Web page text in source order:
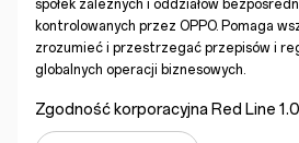
spółek zależnych i oddziałów
kontrolowanych przez OPPO. Pomaga
zrozumieć i przestrzegać przepisów i
globalnych operacji biznesowych.
Zgodność korporacyjna Red Line 1.0